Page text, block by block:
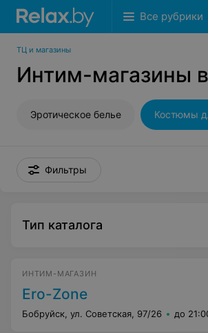
Все рубрики
ТЦ и магазины
Интим-магазины
Эротическое белье Костюмы
Фильтры
Тип каталога
ИНТИМ-МАГАЗИН
Ero-Zone
Бобруйск, ул. Советская, 97/26 до